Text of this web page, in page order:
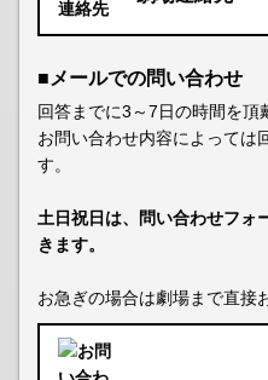
■メールでの問い合わせ
回答までに3～7日の時間を
お問い合わせ内容によっては
す。
土日祝日は、問い合わせフォ
きます。
お急ぎの場合は劇場まで直接